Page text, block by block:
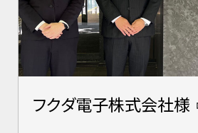
フクダ電子株式会社様